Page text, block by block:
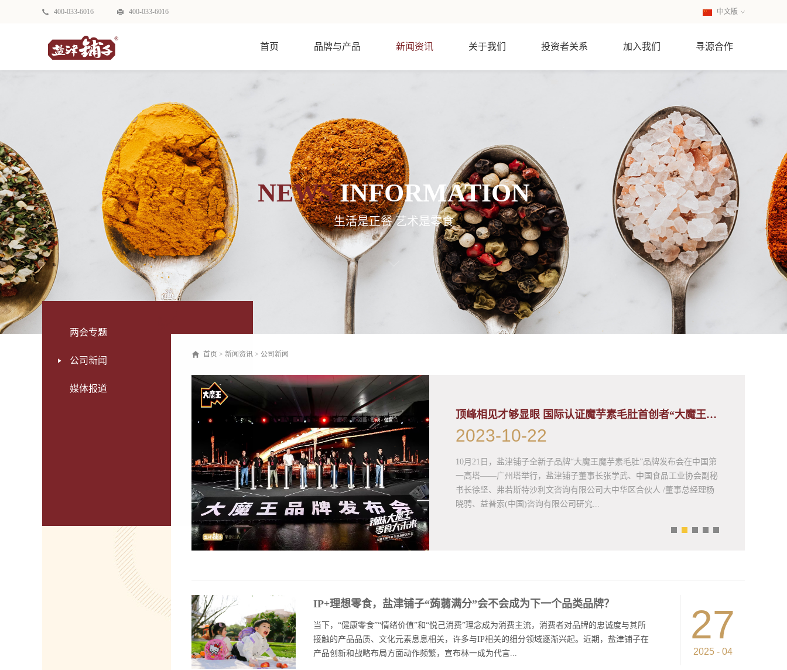
400-033-6016 400-033-6016 中文版
首页 品牌与产品 新闻资讯 关于我们 投资者关系 加入我们 寻源合作
NEWSINFORMATION
生活是正餐 艺术是零食
两会专题
公司新闻
媒体报道
首页 > 新闻资讯 > 公司新闻
建立直接合作，通过直采、定制、联名和出
享受到了自有品牌快速发展期的红利。
平方米，较上届有30%的提升，超过1500
、糖果巧克力、酒饮冲调、营养保健、宠物
帮助优质工厂建立KA合作渠道、优化业务
顶峰相见才够显眼 国际认证魔芋素毛肚首创者“大魔王”来了！
2023-10-22
10月21日，盐津铺子全新子品牌“大魔王魔芋素毛肚”品牌发布会在中国第
一高塔——广州塔举行，盐津铺子董事长张学武、中国食品工业协会副秘
书长徐坚、弗若斯特沙利文咨询有限公司大中华区合伙人 /董事总经理杨
晓骋、益普索(中国)咨询有限公司研究...
通过对中国大陆素毛肚片产品全渠道销售时间的统计及严密核实，对盐津
铺子大魔王魔芋素毛肚领先的市场成绩给予正式认可。有别于魔芋制品市
场上传统的丝状、条状结构，大魔王魔芋素毛肚大胆采用片状及高精度切
花，最大程度还原火锅涮毛肚口感，创行业先锋。 年轻人的“魔芋血脉”
觉醒 当前，辣味休闲零食市场蓬勃发展，数据显示，2021年辣味休闲零
IP+理想零食，盐津铺子“蒟蒻满分”会不会成为下一个品类品牌？
当下，“健康零食”“情绪价值”和“悦己消费”理念成为消费主流，消费者对品牌的忠诚度与其所
接触的产品品质、文化元素息息相关，许多与IP相关的细分领域逐渐兴起。近期，盐津铺子在
产品创新和战略布局方面动作频繁，宣布林一成为代言...
27
2025 - 04